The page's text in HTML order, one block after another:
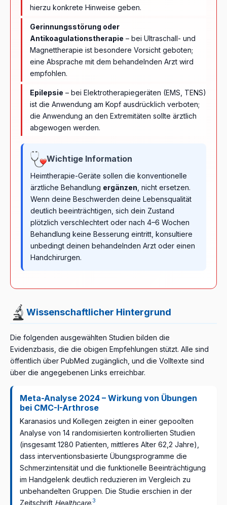
hierzu konkrete Hinweise geben.
Gerinnungsstörung oder
Antikoagulationstherapie – bei Ultraschall- und
Magnettherapie ist besondere Vorsicht geboten;
eine Absprache mit dem behandelnden Arzt wird
empfohlen.
Epilepsie – bei Elektrotherapiegeräten (EMS, TENS)
ist die Anwendung am Kopf ausdrücklich verboten;
die Anwendung an den Extremitäten sollte ärztlich
abgewogen werden.
Wichtige Information
Heimtherapie-Geräte sollen die konventionelle
ärztliche Behandlung ergänzen , nicht ersetzen.
Wenn deine Beschwerden deine Lebensqualität
deutlich beeinträchtigen, sich dein Zustand
plötzlich verschlechtert oder nach 4–6 Wochen
Behandlung keine Besserung eintritt, konsultiere
unbedingt deinen behandelnden Arzt oder einen
Handchirurgen.
Wissenschaftlicher Hintergrund
Die folgenden ausgewählten Studien bilden die
Evidenzbasis, die die obigen Empfehlungen stützt. Alle sind
öffentlich über PubMed zugänglich, und die Volltexte sind
über die angegebenen Links erreichbar.
Meta-Analyse 2024 – Wirkung von Übungen
bei CMC-I-Arthrose
Karanasios und Kollegen zeigten in einer gepoolten
Analyse von 14 randomisierten kontrollierten Studien
(insgesamt 1280 Patienten, mittleres Alter 62,2 Jahre),
dass interventionsbasierte Übungsprogramme die
Schmerzintensität und die funktionelle Beeinträchtigung
im Handgelenk deutlich reduzieren im Vergleich zu
unbehandelten Gruppen. Die Studie erschien in der
Zeitschrift Healthcare.3